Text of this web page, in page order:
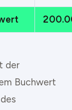
der
Buchwert